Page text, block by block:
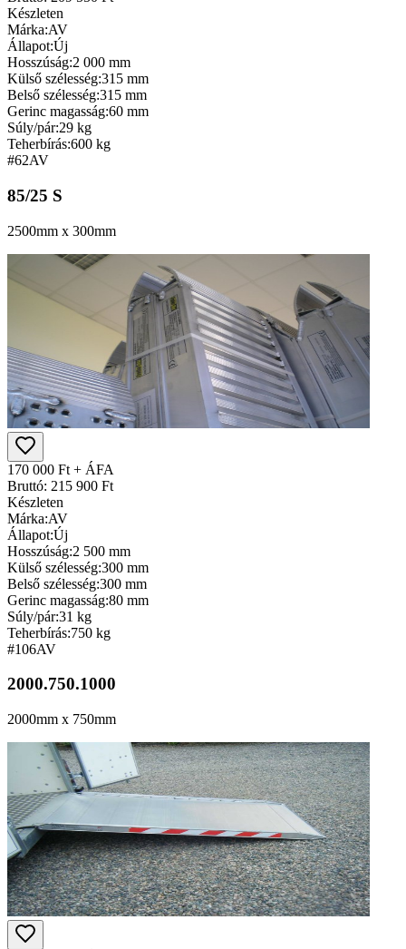
Készleten
Márka:AV
Állapot:Új
Hosszúság:2 000 mm
Külső szélesség:315 mm
Belső szélesség:315 mm
Gerinc magasság:60 mm
Súly/pár:29 kg
Teherbírás:600 kg
#62AV
85/25 S
2500mm x 300mm
170 000 Ft + ÁFA
Bruttó: 215 900 Ft
Készleten
Márka:AV
Állapot:Új
Hosszúság:2 500 mm
Külső szélesség:300 mm
Belső szélesség:300 mm
Gerinc magasság:80 mm
Súly/pár:31 kg
Teherbírás:750 kg
#106AV
2000.750.1000
2000mm x 750mm